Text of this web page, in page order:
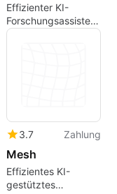
Effizienter KI-
Forschungsassistent
für Profis
3.7 Zahlung
Mesh
Effizientes KI-
gestütztes